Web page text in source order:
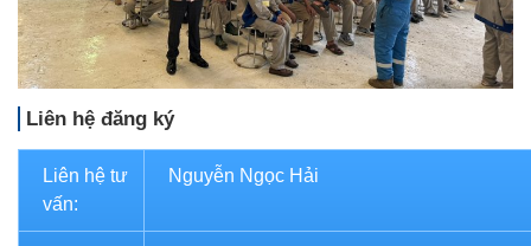
Liên hệ đăng ký
Liên hệ tư
vấn:
Nguyễn Ngọc Hải